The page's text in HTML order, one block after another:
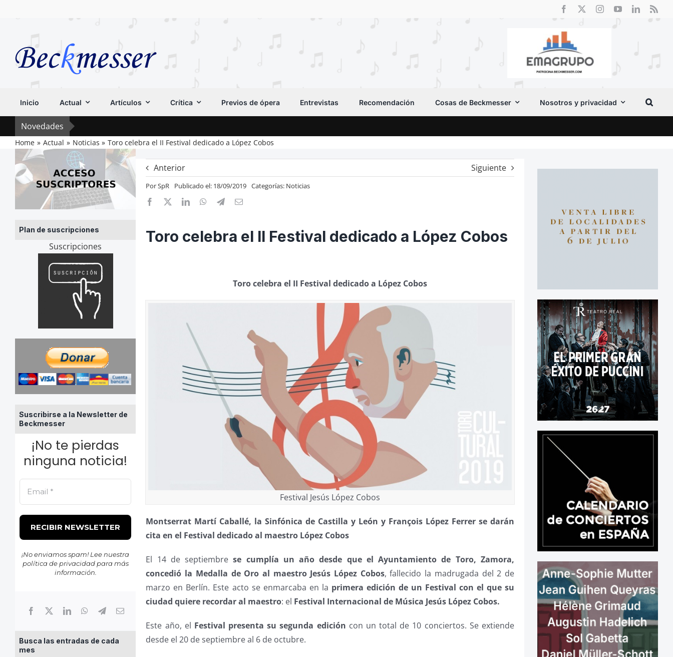
Inicio Actual Artículos Crítica Previos de ópera Entrevistas Recomendación Cosas de Beckmesser Nosotros y privacidad
Novedades
Home Actual Noticias Toro celebra el II Festival dedicado a López Cobos
Plan de suscripciones
Suscripciones
Suscribirse a la Newsletter de
Beckmesser
¡No te pierdas
ninguna noticia!
¡No enviamos spam! Lee nuestra
política de privacidadpara más
información.
Busca las entradas de cada
mes
Anterior Siguiente
PorSpR Publicado el: 18/09/2019 Categorías: Noticias
Toro celebra el II Festival dedicado a López Cobos
Toro celebra el II Festival dedicado a López Cobos
Festival Jesús López Cobos
Montserrat Martí Caballé, la Sinfónica de Castilla y León y François López Ferrer se darán
cita en el Festival dedicado al maestro López Cobos
El 14 de septiembrese cumplía un año desde que el Ayuntamiento de Toro, Zamora,
concedió la Medalla de Oro al maestro Jesús López Cobos, fallecido la madrugada del 2 de
marzo en Berlín. Este acto se enmarcaba en la primera edición de un Festival con el que su
ciudad quiere recordar al maestro: el Festival Internacional de Música Jesús López Cobos.
Este año, el Festival presenta su segunda edición con un total de 10 conciertos. Se extiende
desde el 20 de septiembre al 6 de octubre.